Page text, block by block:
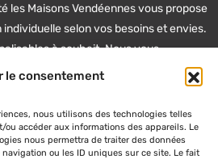
le consentement
nous utilisons des technologies telles
ou accéder aux informations des appareils. Le
nous permettra de traiter des données
ou les ID uniques sur ce site. Le fait
les Maisons Vendéennes vous propose
selon vos besoins et envies.
à souhait. Nous vous
dans vos recherches de terrain et de